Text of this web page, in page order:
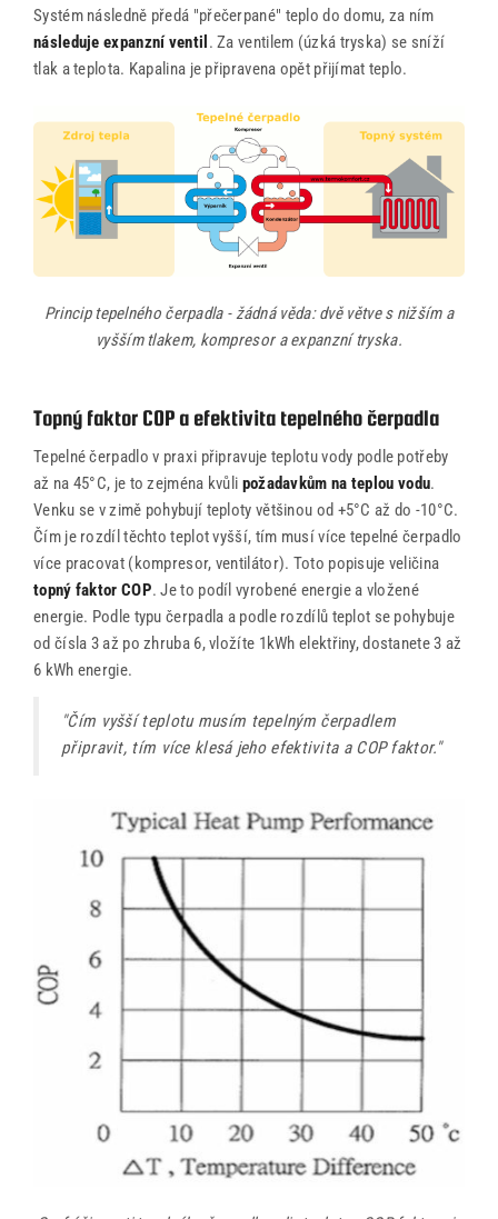
Systém následně předá "přečerpané" teplo do domu, za ním
následuje expanzní ventil . Za ventilem (úzká tryska) se sníží
tlak a teplota. Kapalina je připravena opět přijímat teplo.
Princip tepelného čerpadla - žádná věda: dvě větve s nižším a
vyšším tlakem, kompresor a expanzní tryska.
Topný faktor COP a efektivita tepelného čerpadla
Tepelné čerpadlo v praxi připravuje teplotu vody podle potřeby
až na 45°C, je to zejména kvůli požadavkům na teplou vodu.
Venku se v zimě pohybují teploty většinou od +5°C až do -10°C.
Čím je rozdíl těchto teplot vyšší, tím musí více tepelné čerpadlo
více pracovat (kompresor, ventilátor). Toto popisuje veličina
topný faktor COP. Je to podíl vyrobené energie a vložené
energie. Podle typu čerpadla a podle rozdílů teplot se pohybuje
od čísla 3 až po zhruba 6, vložíte 1kWh elektřiny, dostanete 3 až
6 kWh energie.
"Čím vyšší teplotu musím tepelným čerpadlem
připravit, tím více klesá jeho efektivita a COP faktor."